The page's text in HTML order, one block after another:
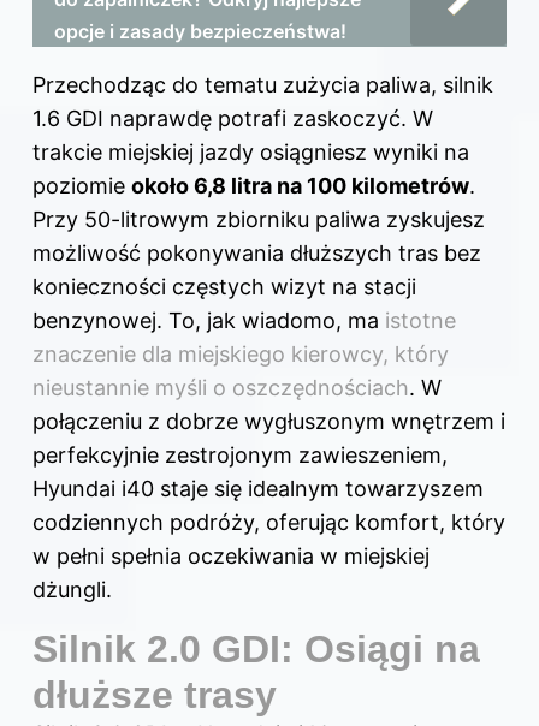
opcje i zasady bezpieczeństwa!
Przechodząc do tematu zużycia paliwa, silnik
1.6 GDI naprawdę potrafi zaskoczyć. W
trakcie miejskiej jazdy osiągniesz wyniki na
poziomie około 6,8 litra na 100 kilometrów.
Przy 50-litrowym zbiorniku paliwa zyskujesz
możliwość pokonywania dłuższych tras bez
konieczności częstych wizyt na stacji
benzynowej. To, jak wiadomo, ma istotne
znaczenie dla miejskiego kierowcy, który
nieustannie myśli o oszczędnościach. W
połączeniu z dobrze wygłuszonym wnętrzem i
perfekcyjnie zestrojonym zawieszeniem,
Hyundai i40 staje się idealnym towarzyszem
codziennych podróży, oferując komfort, który
w pełni spełnia oczekiwania w miejskiej
dżungli.
Silnik 2.0 GDI: Osiągi na
dłuższe trasy